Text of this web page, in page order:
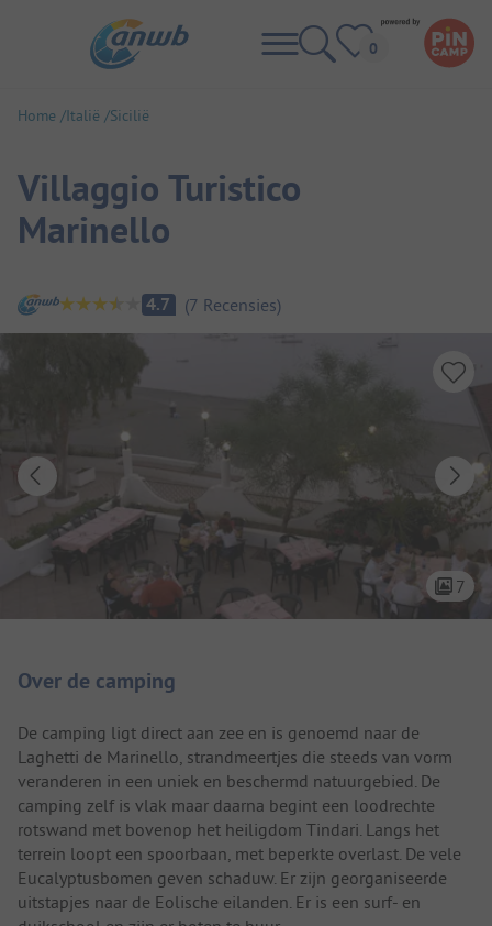
Home Italië Sicilië
Villaggio Turistico
Marinello
Camping overzicht
4.7 (7 Recensies)
7
Over de camping
De camping ligt direct aan zee en is genoemd naar de
Laghetti de Marinello, strandmeertjes die steeds van vorm
veranderen in een uniek en beschermd natuurgebied. De
camping zelf is vlak maar daarna begint een loodrechte
rotswand met bovenop het heiligdom Tindari. Langs het
terrein loopt een spoorbaan, met beperkte overlast. De vele
Eucalyptusbomen geven schaduw. Er zijn georganiseerde
uitstapjes naar de Eolische eilanden. Er is een surf- en